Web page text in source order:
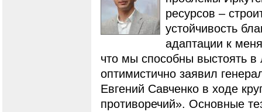
ресурсов –
устойчивость
адаптации к
что мы способны выстоять
оптимистично заявил
Евгений Савченко в ходе
противоречий». Основные